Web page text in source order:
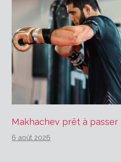
Makhachev prêt à passer
6 août 2026